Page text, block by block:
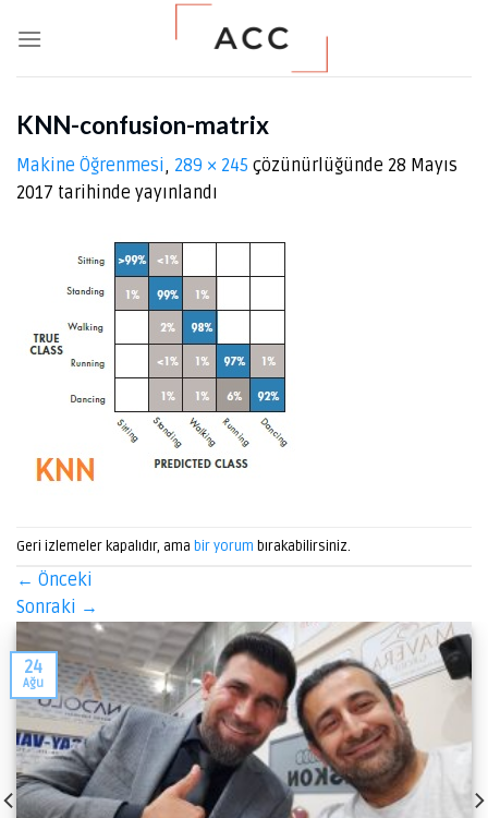
KNN-confusion-matrix
Makine Öğrenmesi, 289 × 245 çözünürlüğünde 28 Mayıs
2017 tarihinde yayınlandı
Geri izlemeler kapalıdır, ama bir yorum bırakabilirsiniz.
← Önceki
Sonraki →
24
Ağu